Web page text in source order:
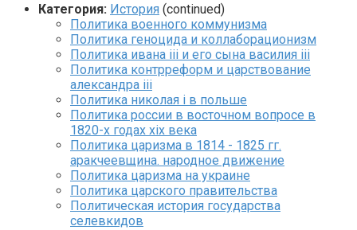
Категория: История (continued)
Политика военного коммунизма
Политика геноцида и коллаборационизм
Политика ивана iii и его сына василия iii
Политика контрреформ и царствование
александра iii
Политика николая i в польше
Политика россии в восточном вопросе в
1820-х годах xix века
Политика царизма в 1814 - 1825 гг.
аракчеевщина. народное движение
Политика царизма на украине
Политика царского правительства
Политическая история государства
селевкидов